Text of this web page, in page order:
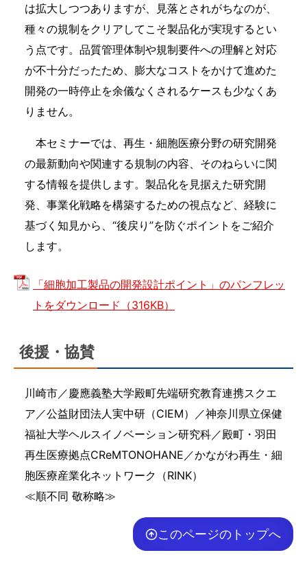
は拡大しつつありますが、見落とされがちなのが、
種々の規制をクリアしてこそ製品化が実現するとい
う点です。品質管理体制や規制要件への理解と対応
が不十分だったため、膨大なコストをかけて進めた
開発の一時停止を余儀なくされるケースも少なくあ
りません。​
本セミナーでは、再生・細胞医療分野の研究開発
の最新動向や関連する規制の内容、そのねらいに関
する情報を提供します。製品化を見据えた研究開
発、事業化戦略を構築するための視点など、経験に
基づく知見から、“後戻り”を防ぐポイントをご紹介
します。​
「細胞加工製品の開発設計ポイント」のパンフレッ
トをダウンロード（316KB）
後援・協賛
川崎市／慶應義塾大学殿町先端研究教育連携スクエ
ア／公益財団法人実中研（CIEM）／神奈川県立保健
福祉大学ヘルスイノベーション研究科／殿町・羽田
再生医療拠点CReMTONOHANE／かながわ再生・細
胞医療産業化ネットワーク（RINK）
≪順不同 敬称略≫
このページのトップへ